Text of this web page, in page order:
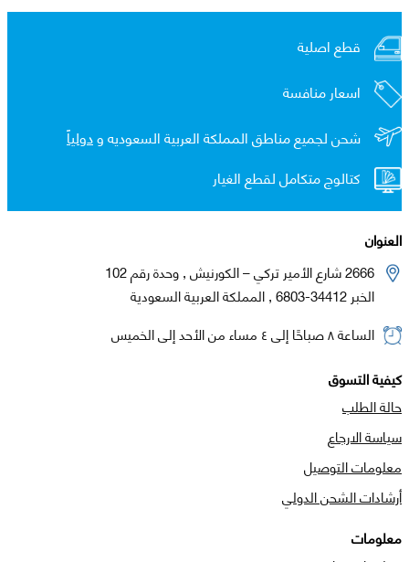
قطع اصلية
اسعار منافسة
شحن لجميع مناطق المملكة العربية السعوديه ودولياً
كتالوج متكامل لقطع الغيار
العنوان
2666 شارع الأمير تركي – الكورنيش , وحدة رقم 102
الخبر 34412-6803 , المملكة العربية السعودية
الساعة ٨ صباحًا إلى ٤ مساء من الأحد إلى الخميس
كيفية التسوق
حالة الطلب
سياسة الارجاع
معلومات التوصيل
أرشادات الشحن الدولي
معلومات